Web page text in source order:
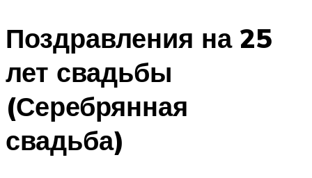
Поздравления на 25
лет свадьбы
(Серебрянная
свадьба)